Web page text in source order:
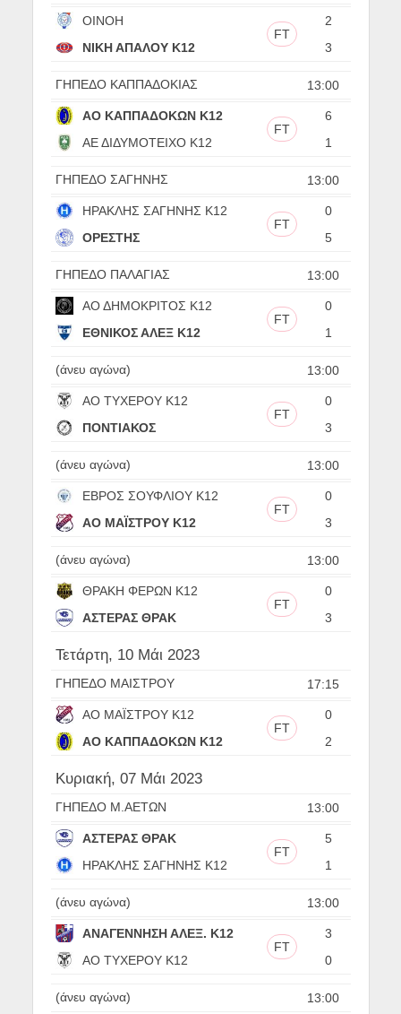
ΟΙΝΟΗ
2
FT
ΝΙΚΗ ΑΠΑΛΟΥ Κ12
3
13:00
ΓΗΠΕΔΟ ΚΑΠΠΑΔΟΚΙΑΣ
ΑΟ ΚΑΠΠΑΔΟΚΩΝ Κ12
6
FT
ΑΕ ΔΙΔΥΜΟΤΕΙΧΟ Κ12
1
13:00
ΓΗΠΕΔΟ ΣΑΓΗΝΗΣ
ΗΡΑΚΛΗΣ ΣΑΓΗΝΗΣ Κ12
0
FT
ΟΡΕΣΤΗΣ
5
13:00
ΓΗΠΕΔΟ ΠΑΛΑΓΙΑΣ
ΑΟ ΔΗΜΟΚΡΙΤΟΣ Κ12
0
FT
ΕΘΝΙΚΟΣ ΑΛΕΞ Κ12
1
13:00
(άνευ αγώνα)
ΑΟ ΤΥΧΕΡΟΥ Κ12
0
FT
ΠΟΝΤΙΑΚΟΣ
3
13:00
(άνευ αγώνα)
ΕΒΡΟΣ ΣΟΥΦΛΙΟΥ Κ12
0
FT
ΑΟ ΜΑΪΣΤΡΟΥ Κ12
3
13:00
(άνευ αγώνα)
ΘΡΑΚΗ ΦΕΡΩΝ Κ12
0
FT
ΑΣΤΕΡΑΣ ΘΡΑΚ
3
Τετάρτη, 10 Μάι 2023
17:15
ΓΗΠΕΔΟ ΜΑΙΣΤΡΟΥ
ΑΟ ΜΑΪΣΤΡΟΥ Κ12
0
FT
ΑΟ ΚΑΠΠΑΔΟΚΩΝ Κ12
2
Κυριακή, 07 Μάι 2023
13:00
ΓΗΠΕΔΟ Μ.ΑΕΤΩΝ
ΑΣΤΕΡΑΣ ΘΡΑΚ
5
FT
ΗΡΑΚΛΗΣ ΣΑΓΗΝΗΣ Κ12
1
13:00
(άνευ αγώνα)
ΑΝΑΓΕΝΝΗΣΗ ΑΛΕΞ. Κ12
3
FT
ΑΟ ΤΥΧΕΡΟΥ Κ12
0
13:00
(άνευ αγώνα)